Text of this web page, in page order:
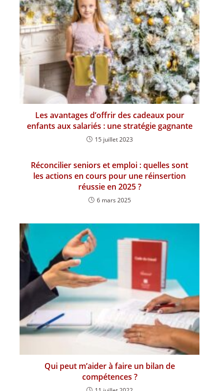
Les avantages d’offrir des cadeaux pour
enfants aux salariés : une stratégie gagnante
15 juillet 2023
Réconcilier seniors et emploi : quelles sont
les actions en cours pour une réinsertion
réussie en 2025 ?
6 mars 2025
Qui peut m’aider à faire un bilan de
compétences ?